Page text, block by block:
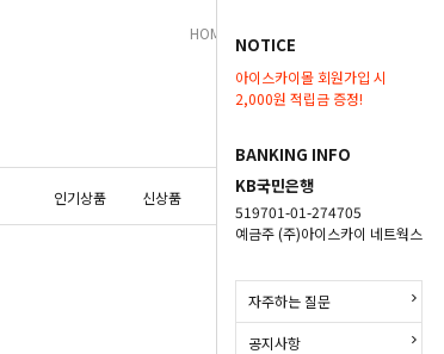
NOTICE
아이스카이몰 회원가입 시
2,000원 적립금 증정!
BANKING INFO
KB국민은행
519701-01-274705
예금주 (주)아이스카이 네트웍스
자주하는 질문
공지사항
HOME
인기상품 신상품 낮은가격 높은가격